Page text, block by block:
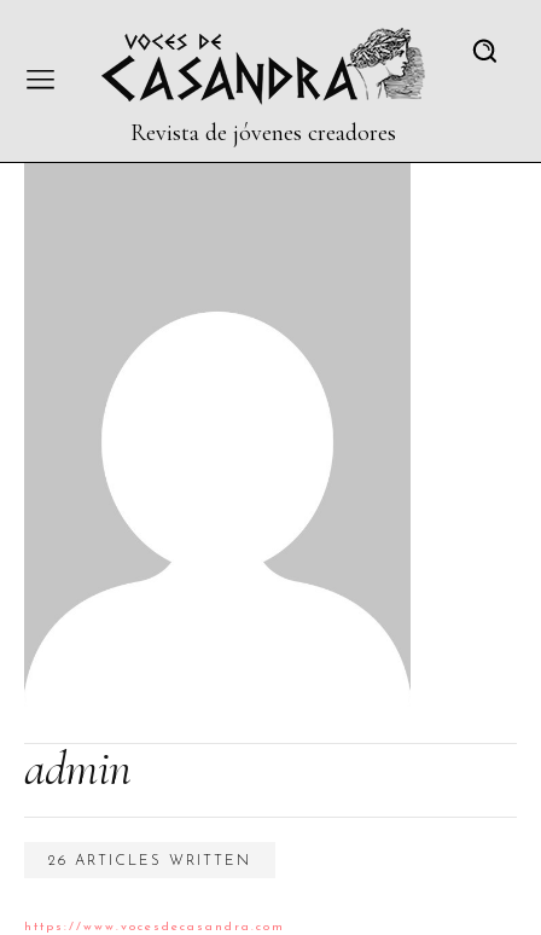
Revista de jóvenes creadores
admin
26 ARTICLES WRITTEN
https://www.vocesdecasandra.com